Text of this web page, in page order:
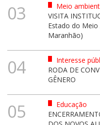
03
Meio
VISITA
Estado do
Maranhão)
04
Interesse
RODA DE
GÊNERO
05
Educação